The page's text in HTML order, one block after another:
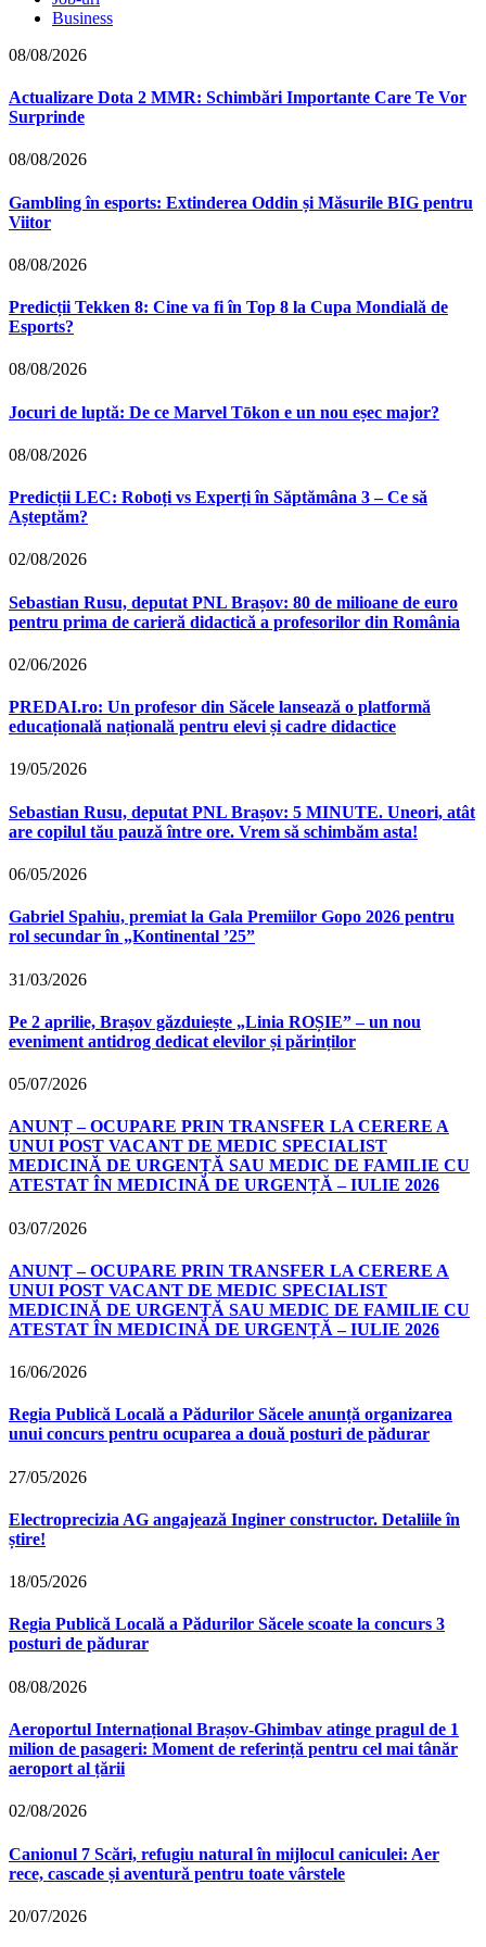
Business
08/08/2026
Actualizare Dota 2 MMR: Schimbări Importante Care Te Vor
Surprinde
08/08/2026
Gambling în esports: Extinderea Oddin și Măsurile BIG pentru
Viitor
08/08/2026
Predicții Tekken 8: Cine va fi în Top 8 la Cupa Mondială de
Esports?
08/08/2026
Jocuri de luptă: De ce Marvel Tōkon e un nou eșec major?
08/08/2026
Predicții LEC: Roboți vs Experți în Săptămâna 3 – Ce să
Așteptăm?
02/08/2026
Sebastian Rusu, deputat PNL Brașov: 80 de milioane de euro
pentru prima de carieră didactică a profesorilor din România
02/06/2026
PREDAI.ro: Un profesor din Săcele lansează o platformă
educațională națională pentru elevi și cadre didactice
19/05/2026
Sebastian Rusu, deputat PNL Brașov: 5 MINUTE. Uneori, atât
are copilul tău pauză între ore. Vrem să schimbăm asta!
06/05/2026
Gabriel Spahiu, premiat la Gala Premiilor Gopo 2026 pentru
rol secundar în „Kontinental ’25”
31/03/2026
Pe 2 aprilie, Brașov găzduiește „Linia ROȘIE” – un nou
eveniment antidrog dedicat elevilor și părinților
05/07/2026
ANUNȚ – OCUPARE PRIN TRANSFER LA CERERE A
UNUI POST VACANT DE MEDIC SPECIALIST
MEDICINĂ DE URGENȚĂ SAU MEDIC DE FAMILIE CU
ATESTAT ÎN MEDICINĂ DE URGENȚĂ – IULIE 2026
03/07/2026
ANUNȚ – OCUPARE PRIN TRANSFER LA CERERE A
UNUI POST VACANT DE MEDIC SPECIALIST
MEDICINĂ DE URGENȚĂ SAU MEDIC DE FAMILIE CU
ATESTAT ÎN MEDICINĂ DE URGENȚĂ – IULIE 2026
16/06/2026
Regia Publică Locală a Pădurilor Săcele anunță organizarea
unui concurs pentru ocuparea a două posturi de pădurar
27/05/2026
Electroprecizia AG angajează Inginer constructor. Detaliile în
știre!
18/05/2026
Regia Publică Locală a Pădurilor Săcele scoate la concurs 3
posturi de pădurar
08/08/2026
Aeroportul Internațional Brașov‑Ghimbav atinge pragul de 1
milion de pasageri: Moment de referință pentru cel mai tânăr
aeroport al țării
02/08/2026
Canionul 7 Scări, refugiu natural în mijlocul caniculei: Aer
rece, cascade și aventură pentru toate vârstele
20/07/2026